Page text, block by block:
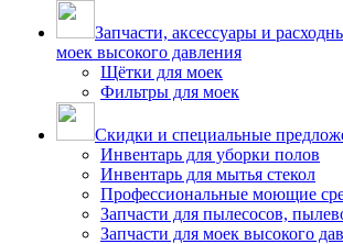
Запчасти, аксессуары и
моек высокого давления
Щётки для моек
Фильтры для моек
Скидки и специальные
Инвентарь для уборки полов
Инвентарь для мытья стекол
Профессиональные моющие
Запчасти для пылесосов,
Запчасти для моек высокого